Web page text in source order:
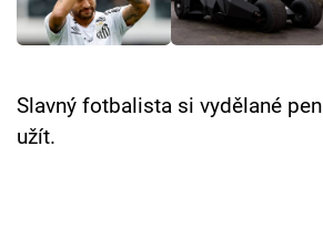
Sledujte prima+
Slavný fotbalista si vydělané
užít.